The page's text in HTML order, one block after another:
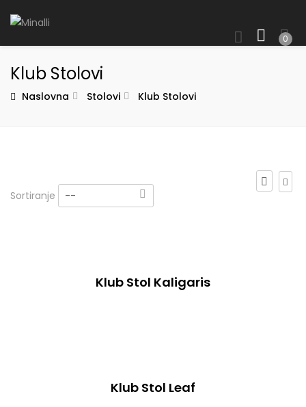
0
Klub Stolovi
Naslovna Stolovi Klub Stolovi
Sortiranje --
Klub Stol Kaligaris
Klub Stol Leaf